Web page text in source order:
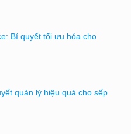
Bí quyết tối ưu hóa cho
quản lý hiệu quả cho sếp